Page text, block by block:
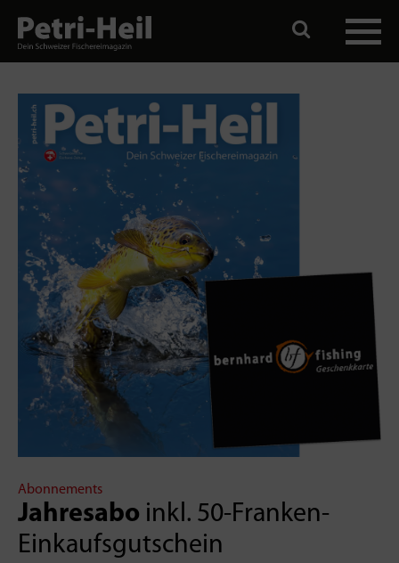
Abonnements
Jahresabo inkl. 50-Franken-
Einkaufsgutschein